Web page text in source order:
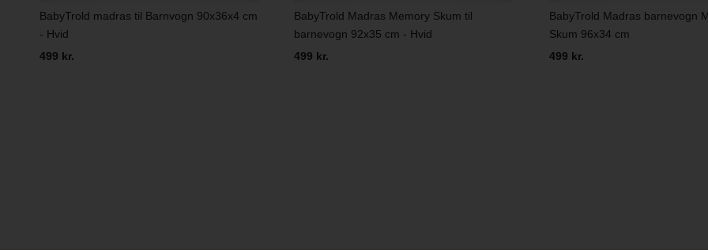
BabyTrold madras til Barnvogn 90x36x4 cm
- Hvid
499 kr.
BabyTrold Madras Memory Skum til
barnevogn 92x35 cm - Hvid
499 kr.
BabyTrold Madras barnevogn
Skum 96x34 cm
499 kr.